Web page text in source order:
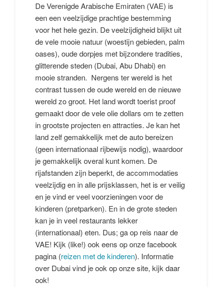
De Verenigde Arabische Emiraten (VAE) is
een een veelzijdige prachtige bestemming
voor het hele gezin. De veelzijdigheid blijkt uit
de vele mooie natuur (woestijn gebieden, palm
oases), oude dorpjes met bijzondere tradities,
glitterende steden (Dubai, Abu Dhabi) en
mooie stranden. Nergens ter wereld is het
contrast tussen de oude wereld en de nieuwe
wereld zo groot. Het land wordt toerist proof
gemaakt door de vele olie dollars om te zetten
in grootste projecten en attracties. Je kan het
land zelf gemakkelijk met de auto bereizen
(geen internationaal rijbewijs nodig), waardoor
je gemakkelijk overal kunt komen. De
rijafstanden zijn beperkt, de accommodaties
veelzijdig en in alle prijsklassen, het is er veilig
en je vind er veel voorzieningen voor de
kinderen (pretparken). En in de grote steden
kan je in veel restaurants lekker
(internationaal) eten. Dus; ga op reis naar de
VAE! Kijk (like!) ook eens op onze facebook
pagina (reizen met de kinderen). Informatie
over Dubai vind je ook op onze site, kijk daar
ook!